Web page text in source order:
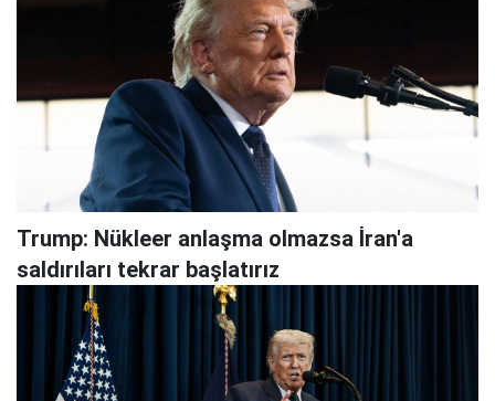
Trump: Nükleer anlaşma olmazsa İran'a
saldırıları tekrar başlatırız